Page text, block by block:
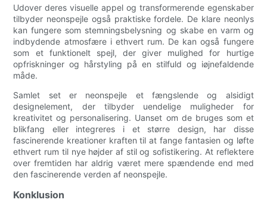
Udover deres visuelle appel og transformerende egenskaber
tilbyder neonspejle også praktiske fordele. De klare neonlys
kan fungere som stemningsbelysning og skabe en varm og
indbydende atmosfære i ethvert rum. De kan også fungere
som et funktionelt spejl, der giver mulighed for hurtige
opfriskninger og hårstyling på en stilfuld og iøjnefaldende
måde.
Samlet set er neonspejle et fængslende og alsidigt
designelement, der tilbyder uendelige muligheder for
kreativitet og personalisering. Uanset om de bruges som et
blikfang eller integreres i et større design, har disse
fascinerende kreationer kraften til at fange fantasien og løfte
ethvert rum til nye højder af stil og sofistikering. At reflektere
over fremtiden har aldrig været mere spændende end med
den fascinerende verden af ​​neonspejle.
Konklusion